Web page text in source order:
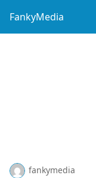
FankyMedia
fankymedia